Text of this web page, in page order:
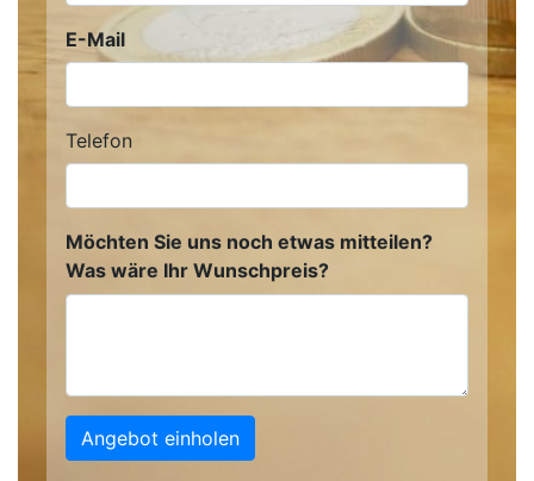
E-Mail
Telefon
Möchten Sie uns noch etwas mitteilen?
Was wäre Ihr Wunschpreis?
Angebot einholen